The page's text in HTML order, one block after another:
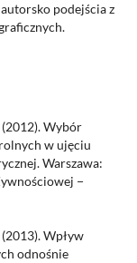
podejścia z
(2012). Wybór
w ujęciu
Warszawa:
−
Wpływ
odnośnie